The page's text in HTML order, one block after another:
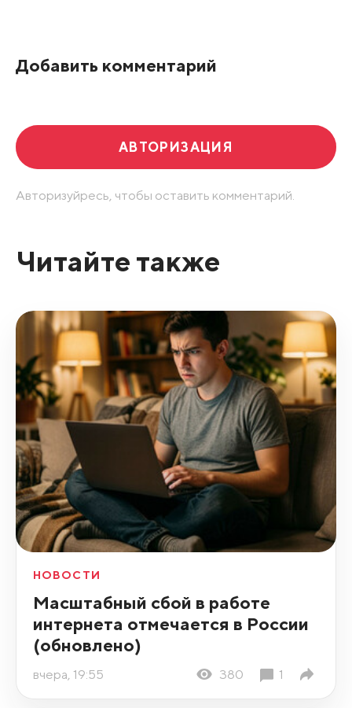
Добавить комментарий
АВТОРИЗАЦИЯ
Авторизуйресь, чтобы оставить комментарий.
Читайте также
НОВОСТИ
Масштабный сбой в работе
интернета отмечается в России
(обновлено)
вчера, 19:55 380 1